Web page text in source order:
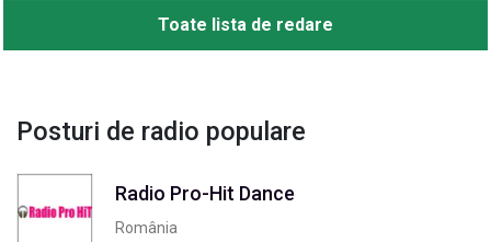
Toate lista de redare
Posturi de radio populare
Radio Pro-Hit Dance
România